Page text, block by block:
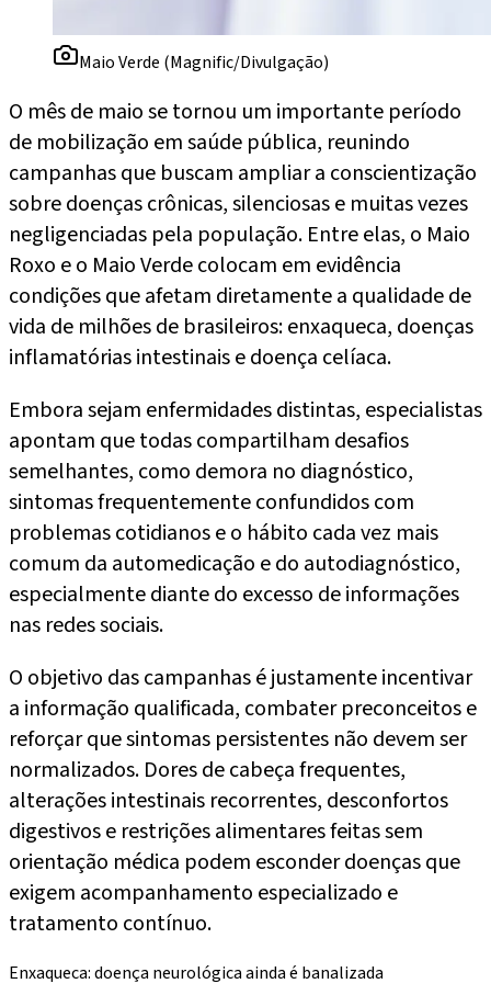
Maio Verde (Magnific/Divulgação)
O mês de maio se tornou um importante período
de mobilização em saúde pública, reunindo
campanhas que buscam ampliar a conscientização
sobre doenças crônicas, silenciosas e muitas vezes
negligenciadas pela população. Entre elas, o Maio
Roxo e o Maio Verde colocam em evidência
condições que afetam diretamente a qualidade de
vida de milhões de brasileiros: enxaqueca, doenças
inflamatórias intestinais e doença celíaca.
Embora sejam enfermidades distintas, especialistas
apontam que todas compartilham desafios
semelhantes, como demora no diagnóstico,
sintomas frequentemente confundidos com
problemas cotidianos e o hábito cada vez mais
comum da automedicação e do autodiagnóstico,
especialmente diante do excesso de informações
nas redes sociais.
O objetivo das campanhas é justamente incentivar
a informação qualificada, combater preconceitos e
reforçar que sintomas persistentes não devem ser
normalizados. Dores de cabeça frequentes,
alterações intestinais recorrentes, desconfortos
digestivos e restrições alimentares feitas sem
orientação médica podem esconder doenças que
exigem acompanhamento especializado e
tratamento contínuo.
Enxaqueca: doença neurológica ainda é banalizada